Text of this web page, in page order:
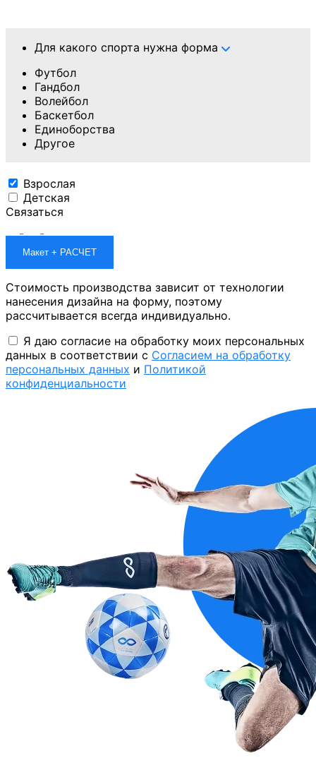
Для какого спорта нужна форма
Футбол
Гандбол
Волейбол
Баскетбол
Единоборства
Другое
Взрослая
Детская
Связаться
Макет + РАСЧЕТ
Стоимость производства зависит от технологии
нанесения дизайна на форму, поэтому
рассчитывается всегда индивидуально.
Я даю согласие на обработку моих персональных
данных в соответствии с Согласием на обработку
персональных данных и Политикой
конфиденциальности